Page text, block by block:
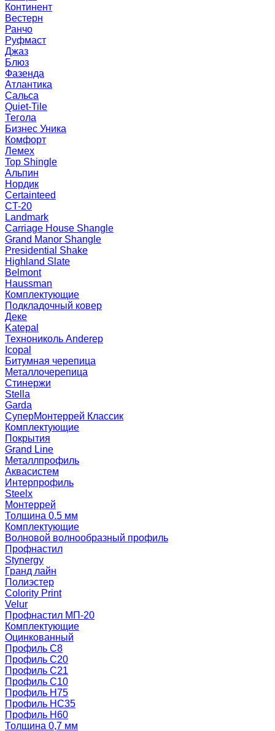
Континент
Вестерн
Ранчо
Руфмаст
Джаз
Блюз
Фазенда
Атлантика
Сальса
Quiet-Tile
Тегола
Бизнес Уника
Комфорт
Лемех
Top Shingle
Альпин
Нордик
Certainteed
CT-20
Landmark
Carriage House Shangle
Grand Manor Shangle
Presidential Shake
Highland Slate
Belmont
Haussman
Комплектующие
Подкладочный ковер
Деке
Katepal
Технониколь Anderep
Icopal
Битумная черепица
Металлочерепица
Стинержи
Stella
Garda
СуперМонтеррей Классик
Комплектующие
Покрытия
Grand Line
Металлпрофиль
Аквасистем
Интерпрофиль
Steelx
Монтеррей
Толщина 0.5 мм
Комплектующие
Волновой волнообразный профиль
Профнастил
Stynergy
Гранд лайн
Полиэстер
Colority Print
Velur
Профнастил МП-20
Комплектующие
Оцинкованный
Профиль С8
Профиль С20
Профиль С21
Профиль С10
Профиль Н75
Профиль НС35
Профиль Н60
Толщина 0,7 мм